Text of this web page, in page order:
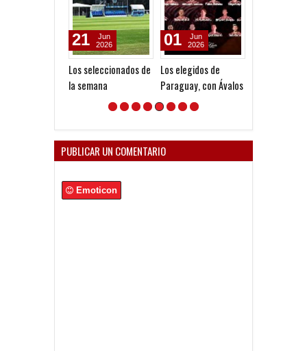
Los seleccionados de
la semana
21
Jun
2026
Los elegidos de
Paraguay, con Ávalos
01
Jun
2026
PUBLICAR UN COMENTARIO
Emoticon